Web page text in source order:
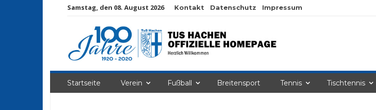
Samstag, den 08. August 2026 Kontakt Datenschutz Impressum
Startseite Verein Fußball Breitensport Tennis Tischtennis